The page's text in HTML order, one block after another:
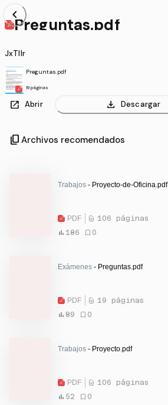
chevron_left
Preguntas.pdf
JxTllr
Preguntas.pdf
19 páginas
open_in_new Abrir download Descargar
content_copy Archivos recomendados
Trabajos - Proyecto-de-Oficina.pdf
PDF
106 páginas
186
0
Exámenes - Preguntas.pdf
PDF
19 páginas
89
0
Trabajos - Proyecto.pdf
PDF
106 páginas
52
0